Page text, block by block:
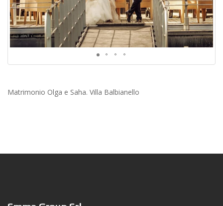
Matrimonio Olga e Saha. Villa Balbianello